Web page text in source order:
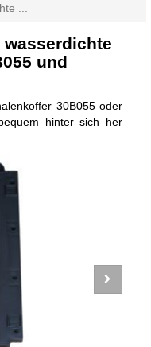
...
und
30B055 oder
hinter sich her